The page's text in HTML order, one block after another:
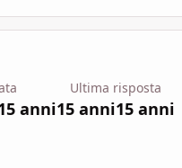
anni
Ultima risposta
15 anni15 anni